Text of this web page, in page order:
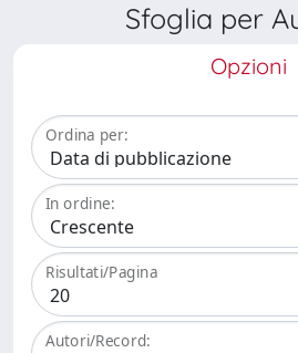
Sfoglia per
Opzioni
Ordina per:
In ordine:
Risultati/Pagina
Autori/Record: